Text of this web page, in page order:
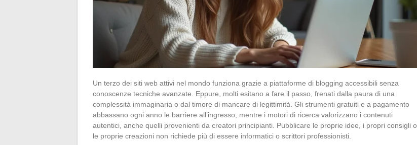
Un terzo dei siti web attivi nel mondo funziona grazie a piattaforme di blogging accessibili senza
conoscenze tecniche avanzate. Eppure, molti esitano a fare il passo, frenati dalla paura di una
complessità immaginaria o dal timore di mancare di legittimità. Gli strumenti gratuiti e a pagamento
abbassano ogni anno le barriere all’ingresso, mentre i motori di ricerca valorizzano i contenuti
autentici, anche quelli provenienti da creatori principianti. Pubblicare le proprie idee, i propri consigli o
le proprie creazioni non richiede più di essere informatici o scrittori professionisti.